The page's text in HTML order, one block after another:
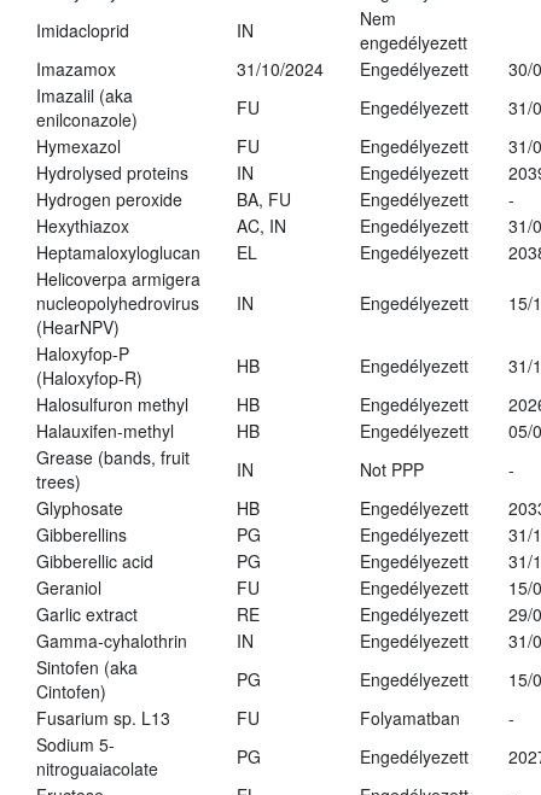
Imidacloprid
IN
Nem
engedélyezett
Imazamox
31/10/2024 Engedélyezett
30/
Imazalil (aka
enilconazole)
FU Engedélyezett
31/
Hymexazol
FU Engedélyezett
31/
Hydrolysed proteins
IN Engedélyezett
Hydrogen peroxide
BA, FU Engedélyezett
-
Hexythiazox
AC, IN Engedélyezett
31/
Heptamaloxyloglucan
EL Engedélyezett
Helicoverpa armigera
nucleopolyhedrovirus
(HearNPV)
IN Engedélyezett 15/
Haloxyfop-P
(Haloxyfop-R)
HB Engedélyezett
31/
Halosulfuron methyl
HB Engedélyezett
Halauxifen-methyl
HB Engedélyezett
05/
Grease (bands, fruit
trees)
IN Not PPP
-
Glyphosate
HB Engedélyezett
Gibberellins
PG Engedélyezett
31/
Gibberellic acid
PG Engedélyezett
31/
Geraniol
FU Engedélyezett
15/
Garlic extract
RE Engedélyezett
29/
Gamma-cyhalothrin
IN Engedélyezett
31/
Sintofen (aka
Cintofen)
PG Engedélyezett
15/
Fusarium sp. L13
FU Folyamatban
-
Sodium 5-
nitroguaiacolate
PG Engedélyezett